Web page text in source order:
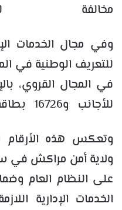
مخالفة
للأجانب و16726 بطاقة حسن السيرة والسلوك.
وتعكس هذه الأرقام
ولاية أمن مراكش في
على النظام العام
الخدمات الإدارية